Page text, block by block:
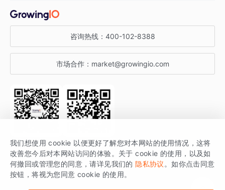
金融行业
获客分析
增长公开课
增长博客
开发者文档
SDK 文档
场景指南
关于 GrowingIO
增长大会
行业活动
咨询热线： 400-102-8388
市场合作： market@growingio.com
关注公众号 获取更多干货
GrowingIO 是专注于数据智能分析与增长的品牌，核心平台为 GrowingIO
分析云。
我们想使用 cookie 以便更好了解您对本网站的使用情况，这将
改善您今后对本网站访问的体验。关于 cookie 的使用，以及如
何撤回或管理您的同意，请详见我们的 隐私协议 。如你点击同意
按钮，将视为您同意 cookie 的使用。